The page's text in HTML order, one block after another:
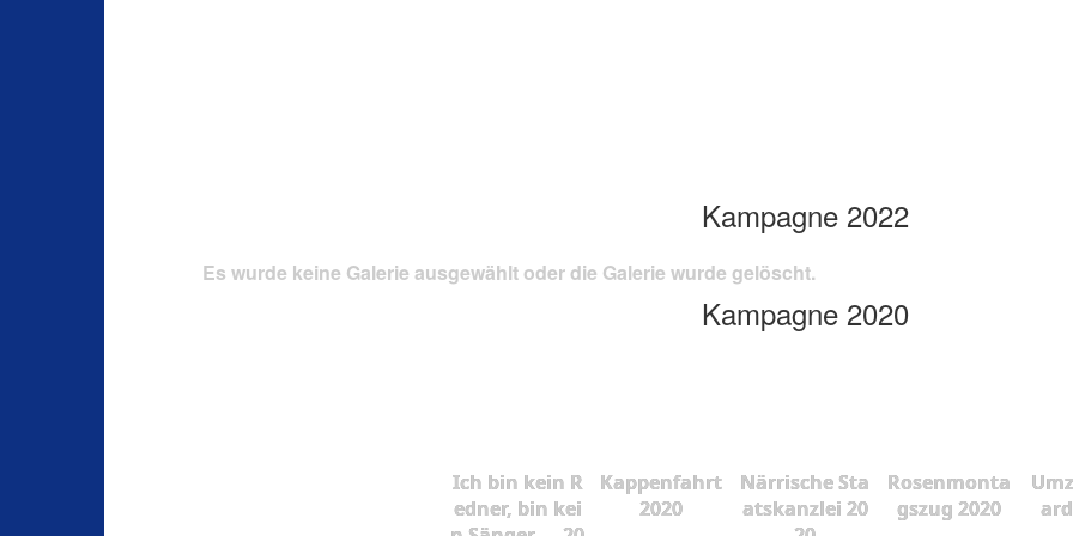
Kampagne 2022
Es wurde keine Galerie ausgewählt oder die Galerie wurde gelöscht.
Kampagne 2020
Ich bin kein R
edner, bin kei
Kappenfahrt
2020
Närrische Sta
atskanzlei 20
Rosenmonta
gszug 2020